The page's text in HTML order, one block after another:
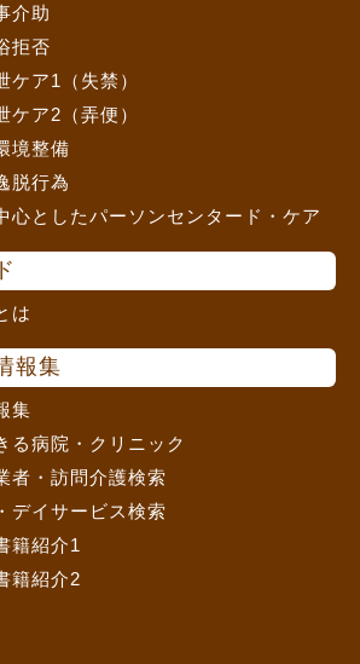
介助
拒否
ケア1（失禁）
ケア2（弄便）
境整備
脱行為
心としたパーソンセンタード・ケア
は
報集
集
る病院・クリニック
者・訪問介護検索
デイサービス検索
籍紹介1
籍紹介2